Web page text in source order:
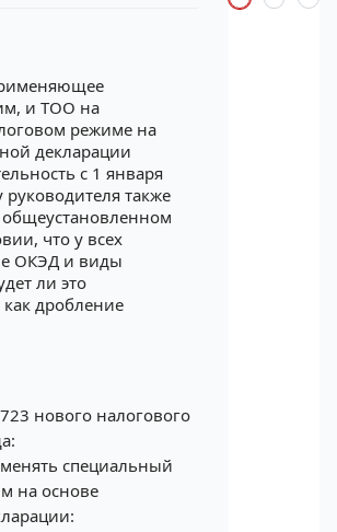
и ТОО на
режиме на
декларации
с 1 января
руководителя также
что у всех
ОКЭД и виды
ли это
как дробление
нового налогового
специальный
на основе